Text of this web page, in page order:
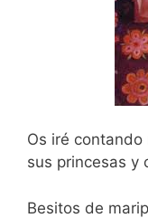
Os iré
sus princesas y
Besitos de